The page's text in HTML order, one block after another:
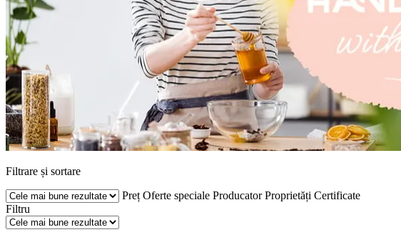
Filtrare și sortare
Preț Oferte speciale Producator Proprietăți Certificate
Filtru